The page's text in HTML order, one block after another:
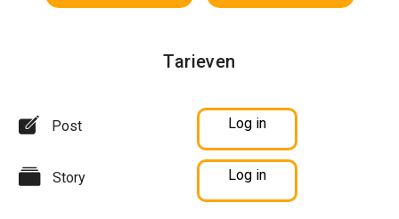
Tarieven
Post Log in
Story Log in